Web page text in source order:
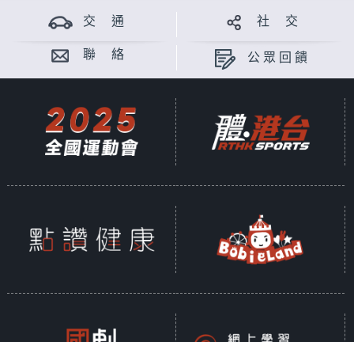
交 通 社 交
聯 絡 公眾回饋